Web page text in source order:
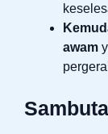
awam